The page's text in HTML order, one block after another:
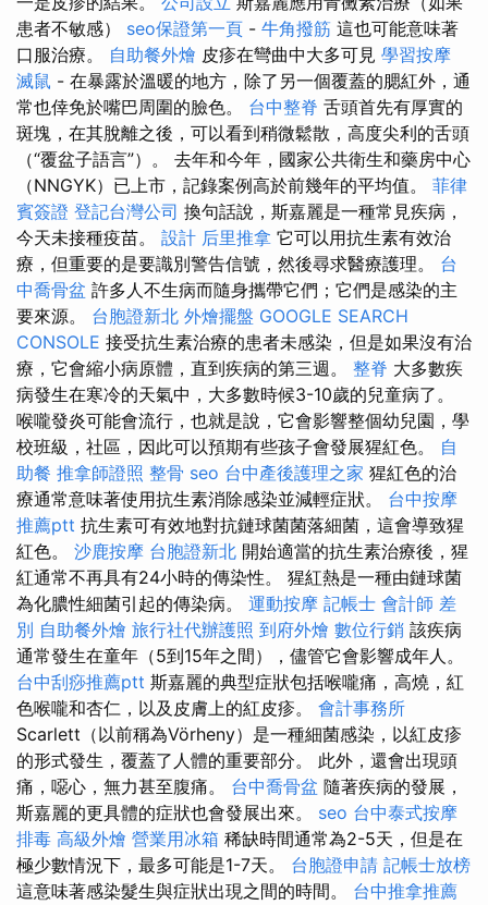
患者不敏感） seo保證第一頁 - 牛角撥筋 這也可能意味著
口服治療。 自助餐外燴 皮疹在彎曲中大多可見 學習按摩
滅鼠 - 在暴露於溫暖的地方，除了另一個覆蓋的腮紅外，通
常也倖免於嘴巴周圍的臉色。 台中整脊 舌頭首先有厚實的
斑塊，在其脫離之後，可以看到稍微鬆散，高度尖利的舌頭
（“覆盆子語言”）。 去年和今年，國家公共衛生和藥房中心
（NNGYK）已上市，記錄案例高於前幾年的平均值。 菲律
賓簽證 登記台灣公司 換句話說，斯嘉麗是一種常見疾病，
今天未接種疫苗。 設計 后里推拿 它可以用抗生素有效治
療，但重要的是要識別警告信號，然後尋求醫療護理。 台
中喬骨盆 許多人不生病而隨身攜帶它們；它們是感染的主
要來源。 台胞證新北 外燴擺盤 GOOGLE SEARCH
CONSOLE 接受抗生素治療的患者未感染，但是如果沒有治
療，它會縮小病原體，直到疾病的第三週。 整脊 大多數疾
病發生在寒冷的天氣中，大多數時候3-10歲的兒童病了。
喉嚨發炎可能會流行，也就是說，它會影響整個幼兒園，學
校班級，社區，因此可以預期有些孩子會發展猩紅色。 自
助餐 推拿師證照 整骨 seo 台中產後護理之家 猩紅色的治
療通常意味著使用抗生素消除感染並減輕症狀。 台中按摩
推薦ptt 抗生素可有效地對抗鏈球菌菌落細菌，這會導致猩
紅色。 沙鹿按摩 台胞證新北 開始適當的抗生素治療後，猩
紅通常不再具有24小時的傳染性。 猩紅熱是一種由鏈球菌
為化膿性細菌引起的傳染病。 運動按摩 記帳士 會計師 差
別 自助餐外燴 旅行社代辦護照 到府外燴 數位行銷 該疾病
通常發生在童年（5到15年之間），儘管它會影響成年人。
台中刮痧推薦ptt 斯嘉麗的典型症狀包括喉嚨痛，高燒，紅
色喉嚨和杏仁，以及皮膚上的紅皮疹。 會計事務所
Scarlett（以前稱為Vörheny）是一種細菌感染，以紅皮疹
的形式發生，覆蓋了人體的重要部分。 此外，還會出現頭
痛，噁心，無力甚至腹痛。 台中喬骨盆 隨著疾病的發展，
斯嘉麗的更具體的症狀也會發展出來。 seo 台中泰式按摩
排毒 高級外燴 營業用冰箱 稀缺時間通常為2-5天，但是在
極少數情況下，最多可能是1-7天。 台胞證申請 記帳士放榜
這意味著感染髮生與症狀出現之間的時間。 台中推拿推薦